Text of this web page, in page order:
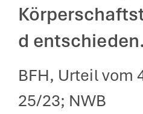
d entschieden.
BFH, Urteil vom
25/23; NWB